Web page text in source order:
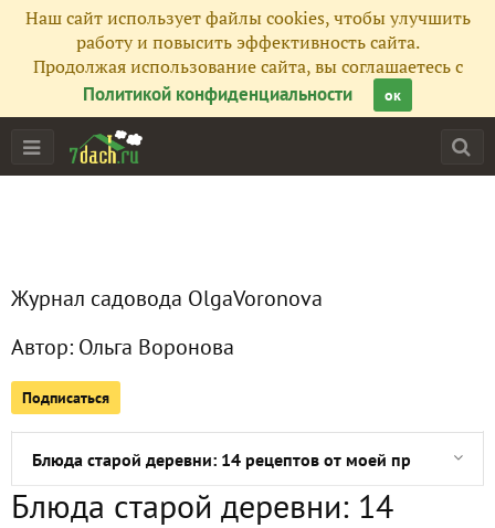
Наш сайт использует файлы cookies, чтобы улучшить
работу и повысить эффективность сайта.
Продолжая использование сайта, вы соглашаетесь с
Политикой конфиденциальности
ок
Журнал садовода OlgaVoronova
Автор: Ольга Воронова
Подписаться
Все публикации 14
Сейчас обсуждают
Новогодние открытки своими руками
Дизайнерские способы осенней посадки луковичных
Как жили в старой деревне
Блюда старой деревни: 14 рецептов от моей прабабушки
Спасибо Русскому Огороду за замечательный приз!
Блюда старой деревни: 14